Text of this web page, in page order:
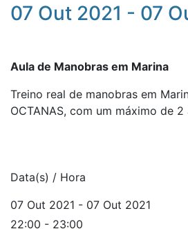
07 Out 2021 - 07
Aula de Manobras em Marina
Treino real de manobras em
OCTANAS, com um máximo de 2
Data(s) / Hora
07 Out 2021 - 07 Out 2021
22:00 - 23:00